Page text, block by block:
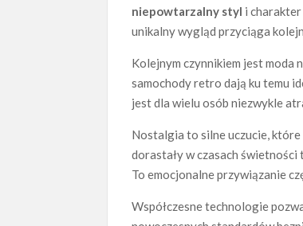
niepowtarzalny styl i charakter
unikalny wygląd przyciąga
Kolejnym czynnikiem jest moda
samochody retro dają ku temu
jest dla wielu osób niezwykle
Nostalgia to silne uczucie,
dorastały w czasach świetności
To emocjonalne przywiązanie
Współczesne technologie